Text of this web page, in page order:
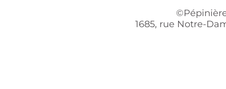
1685, rue Notre-